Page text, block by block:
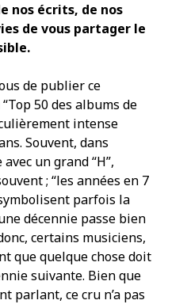
nos écrits, de nos
de vous partager le
de publier ce
50 des albums de
intense
Souvent, dans
un grand “H”,
; “les années en 7
parfois la
décennie passe bien
certains musiciens,
que quelque chose doit
suivante. Bien que
parlant, ce cru n’a pas